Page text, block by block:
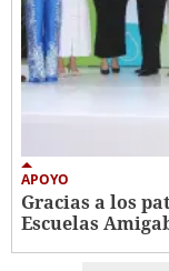
APOYO
Gracias a los
Escuelas